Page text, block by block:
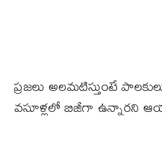
ప్రజలు అలమటిస్తుంటే
వసూళ్లలో బిజీగా ఉన్నారని